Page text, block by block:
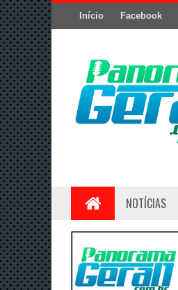
Início Facebook
NOTÍCIAS